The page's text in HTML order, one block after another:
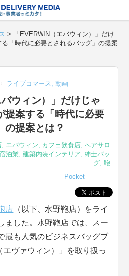
>
「EVERWIN（エバウィン）」だけ
「時代に必要とされるバッグ」の提案
ライブコマース,動画
バウィン）」だけじゃ
提案する「時代に必要
の提案とは？
, エバウィン, カフェ飲食店, ヘアサロ
泊業, 建築内装インテリア, 紳士バッ
グ, 鞄
Pocket
店 （以下、水野鞄店）をライ
ました。水野鞄店では、スー
最も人気のビジネスバッグブ
ヴァウィン）」を取り扱っ